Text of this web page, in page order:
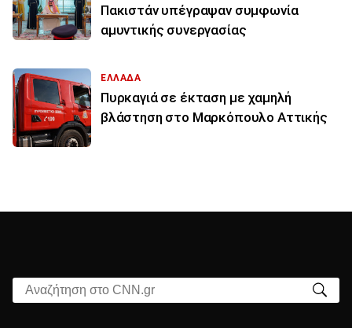
Πακιστάν υπέγραψαν συμφωνία
αμυντικής συνεργασίας
ΕΛΛΑΔΑ
Πυρκαγιά σε έκταση με χαμηλή
βλάστηση στο Μαρκόπουλο Αττικής
Αναζήτηση στο CNN.gr